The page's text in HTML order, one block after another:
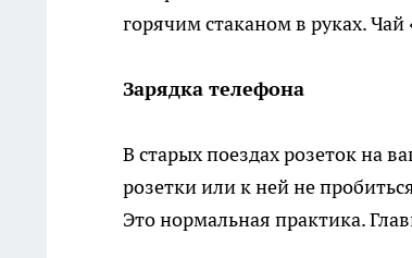
горячим стаканом в руках. Чай
Зарядка телефона
В старых поездах розеток на
розетки или к ней не
Это нормальная практика.